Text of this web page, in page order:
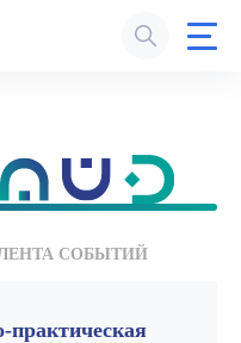
СОБЫТИЙ
практическая